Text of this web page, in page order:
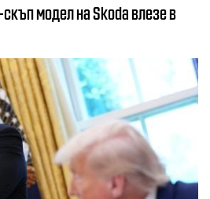
модел на Skoda влезе в